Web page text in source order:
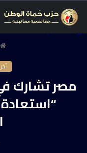
مصر تشارك